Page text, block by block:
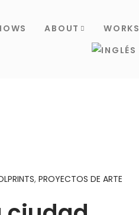
ABOUT WORKS
, PROYECTOS DE ARTE